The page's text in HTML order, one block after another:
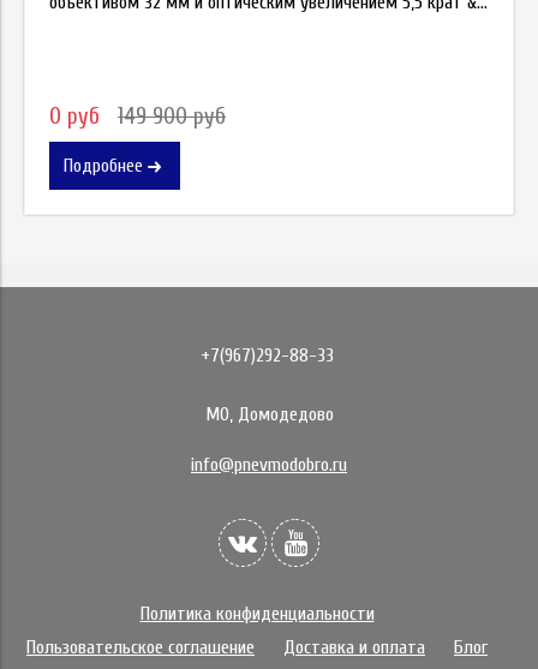
0 руб 149 900 руб
Подробнее
+7(967)292-88-33
МО, Домодедово
info@pnevmodobro.ru
Политика конфиденциальности
Пользовательское соглашение
Доставка и оплата
Блог